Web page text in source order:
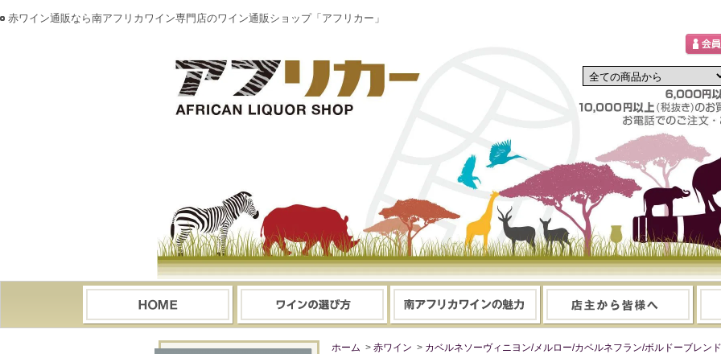
赤ワイン通販なら南アフリカワイン専門店のワイン通販ショップ「アフリカー」
ホーム > 赤ワイン > カベルネソーヴィニヨン/メルロー/カベルネフラン/ボルドーブレンド